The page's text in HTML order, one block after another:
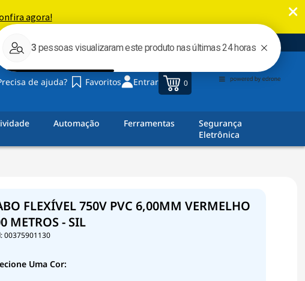
R$ 350,00
de ajuda? Favoritos Entrar 0
Automação Ferramentas
Segurança
Eletrônica
FLEXÍVEL 750V PVC 6,00MM VERMELHO
METROS - SIL
00375901130
Uma Cor: